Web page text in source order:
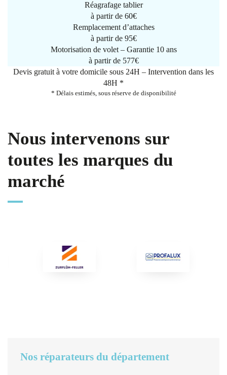
Réagrafage tablier
à partir de 60€
Remplacement d’attaches
à partir de 95€
Motorisation de volet – Garantie 10 ans
à partir de 577€
Devis gratuit à votre domicile sous 24H – Intervention dans les
48H *
* Délais estimés, sous réserve de disponibilité
Nous intervenons sur
toutes les marques du
marché
Nos réparateurs du département